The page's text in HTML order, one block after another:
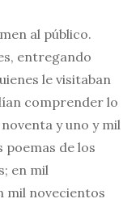
al público.
entregando
le visitaban
comprender lo
y uno y mil
de los
en mil
mil novecientos